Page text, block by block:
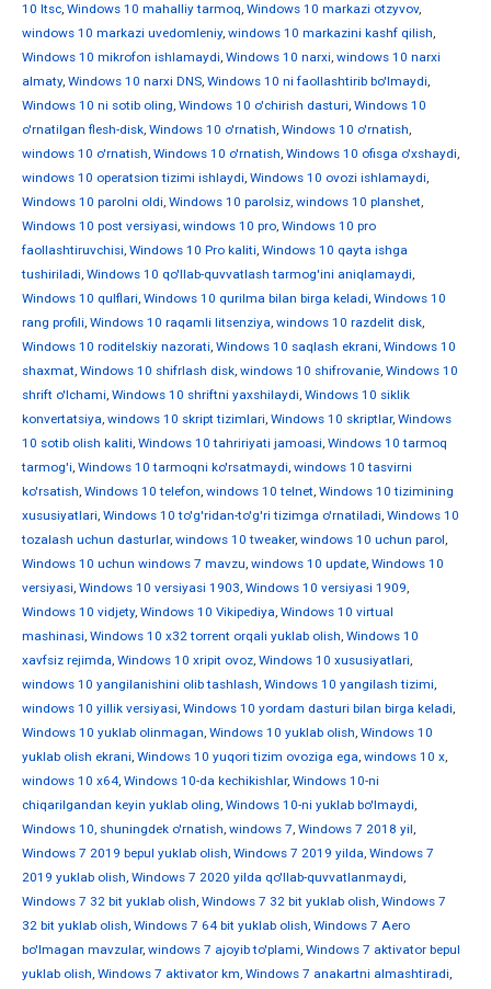
10 ltsc, Windows 10 mahalliy tarmoq, Windows 10 markazi otzyvov,
windows 10 markazi uvedomleniy, windows 10 markazini kashf qilish,
Windows 10 mikrofon ishlamaydi, Windows 10 narxi, windows 10 narxi
almaty, Windows 10 narxi DNS, Windows 10 ni faollashtirib bo'lmaydi,
Windows 10 ni sotib oling, Windows 10 o'chirish dasturi, Windows 10
o'rnatilgan flesh-disk, Windows 10 o'rnatish, Windows 10 o'rnatish,
windows 10 o'rnatish, Windows 10 o'rnatish, Windows 10 ofisga o'xshaydi,
windows 10 operatsion tizimi ishlaydi, Windows 10 ovozi ishlamaydi,
Windows 10 parolni oldi, Windows 10 parolsiz, windows 10 planshet,
Windows 10 post versiyasi, windows 10 pro, Windows 10 pro
faollashtiruvchisi, Windows 10 Pro kaliti, Windows 10 qayta ishga
tushiriladi, Windows 10 qo'llab-quvvatlash tarmog'ini aniqlamaydi,
Windows 10 qulflari, Windows 10 qurilma bilan birga keladi, Windows 10
rang profili, Windows 10 raqamli litsenziya, windows 10 razdelit disk,
Windows 10 roditelskiy nazorati, Windows 10 saqlash ekrani, Windows 10
shaxmat, Windows 10 shifrlash disk, windows 10 shifrovanie, Windows 10
shrift o'lchami, Windows 10 shriftni yaxshilaydi, Windows 10 siklik
konvertatsiya, windows 10 skript tizimlari, Windows 10 skriptlar, Windows
10 sotib olish kaliti, Windows 10 tahririyati jamoasi, Windows 10 tarmoq
tarmog'i, Windows 10 tarmoqni ko'rsatmaydi, windows 10 tasvirni
ko'rsatish, Windows 10 telefon, windows 10 telnet, Windows 10 tizimining
xususiyatlari, Windows 10 to'g'ridan-to'g'ri tizimga o'rnatiladi, Windows 10
tozalash uchun dasturlar, windows 10 tweaker, windows 10 uchun parol,
Windows 10 uchun windows 7 mavzu, windows 10 update, Windows 10
versiyasi, Windows 10 versiyasi 1903, Windows 10 versiyasi 1909,
Windows 10 vidjety, Windows 10 Vikipediya, Windows 10 virtual
mashinasi, Windows 10 x32 torrent orqali yuklab olish, Windows 10
xavfsiz rejimda, Windows 10 xripit ovoz, Windows 10 xususiyatlari,
windows 10 yangilanishini olib tashlash, Windows 10 yangilash tizimi,
windows 10 yillik versiyasi, Windows 10 yordam dasturi bilan birga keladi,
Windows 10 yuklab olinmagan, Windows 10 yuklab olish, Windows 10
yuklab olish ekrani, Windows 10 yuqori tizim ovoziga ega, windows 10 х,
windows 10 х64, Windows 10-da kechikishlar, Windows 10-ni
chiqarilgandan keyin yuklab oling, Windows 10-ni yuklab bo'lmaydi,
Windows 10, shuningdek o'rnatish, windows 7, Windows 7 2018 yil,
Windows 7 2019 bepul yuklab olish, Windows 7 2019 yilda, Windows 7
2019 yuklab olish, Windows 7 2020 yilda qo'llab-quvvatlanmaydi,
Windows 7 32 bit yuklab olish, Windows 7 32 bit yuklab olish, Windows 7
32 bit yuklab olish, Windows 7 64 bit yuklab olish, Windows 7 Aero
bo'lmagan mavzular, windows 7 ajoyib to'plami, Windows 7 aktivator bepul
yuklab olish, Windows 7 aktivator km, Windows 7 anakartni almashtiradi,